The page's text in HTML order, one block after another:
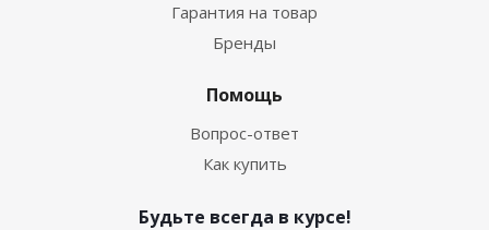
Гарантия на товар
Бренды
Помощь
Вопрос-ответ
Как купить
Будьте всегда в курсе!